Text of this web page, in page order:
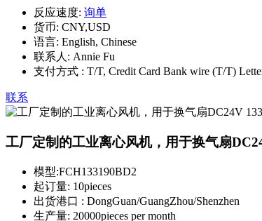
反应速度: 询单
货币: CNY,USD
语言: English, Chinese
联系人: Annie Fu
支付方式 : T/T, Credit Card Bank wire (T/T)
联系
工厂定制的工业离心风机，用于换气扇
模型:FCH133190BD2
起订量: 10pieces
出货港口 : DongGuan/GuangZhou/Shenzhen
生产量: 20000pieces per month